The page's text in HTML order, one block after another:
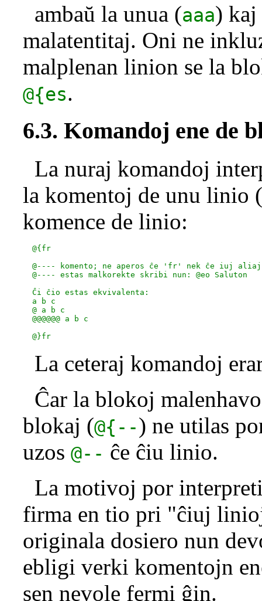
ambaŭ la unua (aaa) kaj
malatentitaj. Oni ne
malplenan linion se la
@{es.
6.3. Komandoj ene de
La nuraj komandoj
la komentoj de unu linio
komence de linio:
  @{fr
  @---- komento; ne aperos ĉe 'fr' nek ĉe iuj aliaj
  @---- estas malkorekte skribi nun: @eo Saluton
  Ĉi ĉio estas ekvivalenta:
  a b c
  @ a b c
  @@@@@@ a b c
La ceteraj komandoj
Ĉar la blokoj
blokaj (@{--) ne utilas
uzos@-- ĉe ĉiu linio.
La motivoj por
firma en tio pri "ĉiuj
originala dosiero nun
ebligi verki komentojn
sen nevole fermi ĝin.